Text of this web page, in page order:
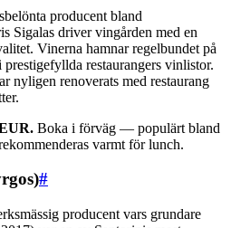
producent bland
Sigalas driver vingården med en
Vinerna hamnar regelbundet på
restaurangers vinlistor.
nyligen renoverats med restaurang
Boka i förväg — populärt bland
varmt för lunch.
#
producent vars grundare